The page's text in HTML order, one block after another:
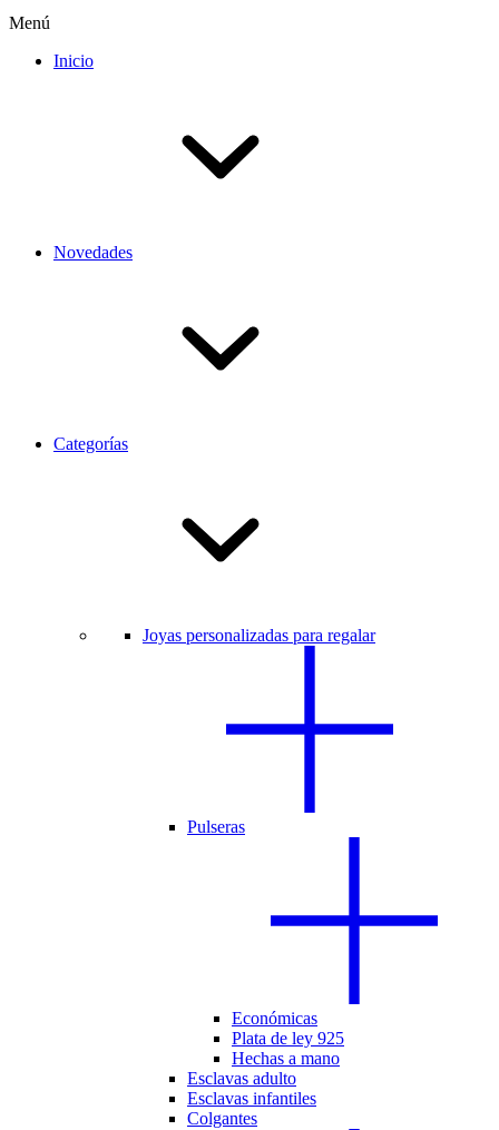
Menú
Inicio
Novedades
Categorías
Joyas personalizadas para regalar
Pulseras
Económicas
Plata de ley 925
Hechas a mano
Esclavas adulto
Esclavas infantiles
Colgantes